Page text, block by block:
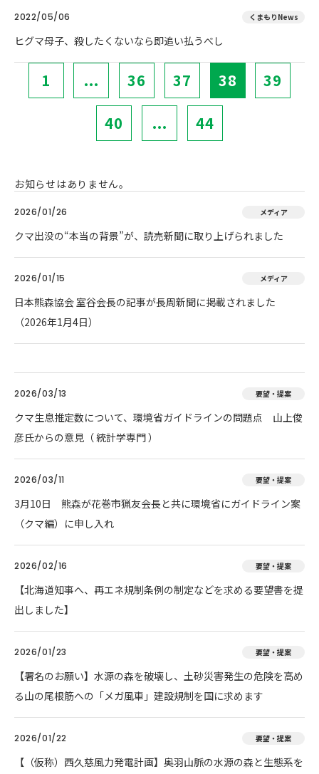
2022/05/06 くまもりNews
ヒグマ母子、殺したくないなら即追い払うべし
1 ... 36 37 38 39
40 ... 44
お知らせはありません。
2026/01/26 メディア
クマ出没の“本当の背景”が、読売新聞に取り上げられました
2026/01/15 メディア
日本熊森協会 室谷会長の記事が長周新聞に掲載されました
（2026年1月4日）
2026/03/13 要望・提案
クマ生息推定数について、環境省ガイドラインの問題点 山上俊
彦氏からの意見（ 統計学専門 ）
2026/03/11 要望・提案
3月10日 熊森が花巻市猟友会長と共に環境省にガイドライン案
（クマ編）に申し入れ
2026/02/16 要望・提案
【北海道知事へ、再エネ規制条例の制定などを求める要望書を提
出しました】
2026/01/23 要望・提案
【署名のお願い】水源の森を破壊し、土砂災害発生の危険を高め
る山の尾根筋への「メガ風車」建設規制を国に求めます
2026/01/22 要望・提案
【（仮称）西久慈風力発電計画】奥羽山脈の水源の森と生態系を